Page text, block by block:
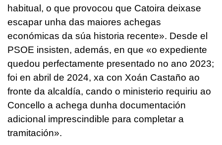
habitual, o que provocou que Catoira deixase
escapar unha das maiores achegas
económicas da súa historia recente». Desde el
PSOE insisten, además, en que «o expediente
quedou perfectamente presentado no ano 2023;
foi en abril de 2024, xa con Xoán Castaño ao
fronte da alcaldía, cando o ministerio requiriu ao
Concello a achega dunha documentación
adicional imprescindible para completar a
tramitación».